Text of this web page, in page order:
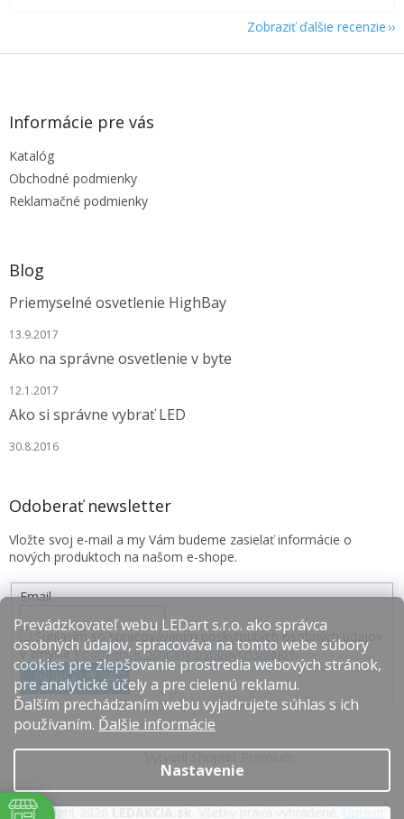
Prevádzkovateľ webu LEDart s.r.o. ako správca
osobných údajov, spracováva na tomto webe súbory
cookies pre zlepšovanie prostredia webových stránok,
pre analytické účely a pre cielenú reklamu.
Ďalším prechádzaním webu vyjadrujete súhlas s ich
používaním. Ďalšie informácie
Nastavenie
Zobraziť ďalšie recenzie
Z
Informácie pre vás
Katalóg
Obchodné podmienky
Reklamačné podmienky
Blog
Priemyselné osvetlenie HighBay
13.9.2017
Ako na správne osvetlenie v byte
12.1.2017
Ako si správne vybrať LED
30.8.2016
Odoberať newsletter
Vložte svoj e-mail a my Vám budeme zasielať informácie o
nových produktoch na našom e-shope.
Email
Súhlasím so spracovávaním poskytnutých osobných údajov
v zmysle Podmienok ochrany osobných údajov.
PRIHLÁSIŤ SA
Copyright 2026